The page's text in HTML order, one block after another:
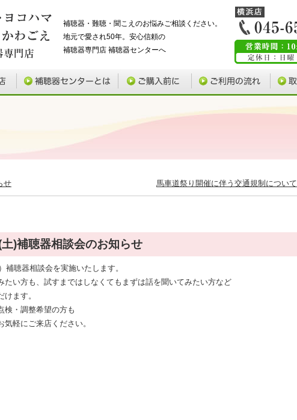
補聴器・難聴・聞こえのお悩みご相談ください。
地元で愛され50年。安心信頼の
補聴器専門店 補聴器センターへ
せ 馬車道祭り開催に伴う交通規制について
)補聴器相談会のお知らせ
補聴器相談会を実施いたします。
たい方も、試すまではしなくてもまずは話を聞いてみたい方など
ます。
検・調整希望の方も
軽にご来店ください。